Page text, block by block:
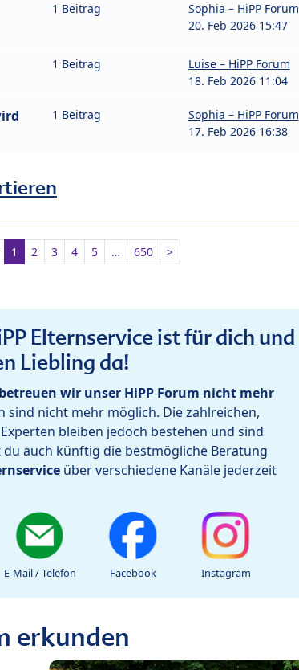
1 Beitrag
Sophia – HiPP Forum
20. Feb 2026 15:47
1 Beitrag
Luise – HiPP Forum
18. Feb 2026 11:04
1 Beitrag
Sophia – HiPP Forum
17. Feb 2026 16:38
1 2 3 4 5 … 650 >
Elternservice ist für dich und
Liebling da!
wir unser HiPP Forum nicht mehr
sind nicht mehr möglich. Die zahlreichen,
bleiben jedoch bestehen und sind
auch künftig die bestmögliche Beratung
über verschiedene Kanäle jederzeit
E-Mail / Telefon Facebook Instagram
erkunden